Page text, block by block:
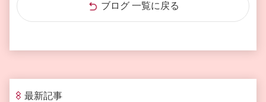
ブログ 一覧に戻る
最新記事